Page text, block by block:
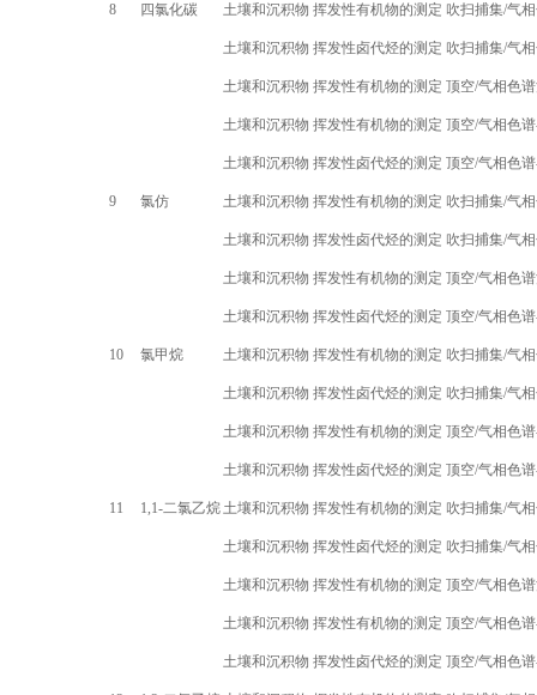
8 四氯化碳 土壤和沉积物 挥发性有机物的测定 吹扫捕集/气
土壤和沉积物 挥发性卤代烃的测定 吹扫捕集/气
土壤和沉积物 挥发性有机物的测定 顶空/气相色
9 氯仿
土壤和沉积物 挥发性有机物的测定 顶空/气相色谱
土壤和沉积物 挥发性卤代烃的测定 顶空/气相色谱
土壤和沉积物 挥发性有机物的测定 吹扫捕集/气
土壤和沉积物 挥发性卤代烃的测定 吹扫捕集/气
土壤和沉积物 挥发性有机物的测定 顶空/气相色
10 氯甲烷
土壤和沉积物 挥发性卤代烃的测定 顶空/气相色谱
土壤和沉积物 挥发性有机物的测定 吹扫捕集/气
土壤和沉积物 挥发性卤代烃的测定 吹扫捕集/气
11 1,1-二氯乙烷
土壤和沉积物 挥发性有机物的测定 顶空/气相色谱
土壤和沉积物 挥发性卤代烃的测定 顶空/气相色谱
土壤和沉积物 挥发性有机物的测定 吹扫捕集/气
土壤和沉积物 挥发性卤代烃的测定 吹扫捕集/气
土壤和沉积物 挥发性有机物的测定 顶空/气相色
土壤和沉积物 挥发性有机物的测定 顶空/气相色谱
土壤和沉积物 挥发性卤代烃的测定 顶空/气相色谱